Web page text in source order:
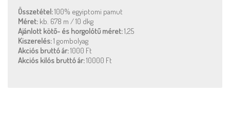
Összetétel:100% egyiptomi pamut
Méret: kb. 678 m / 10 dkg
Ajánlott kötő- és horgolótű méret:1,25
Kiszerelés:1 gombolyag
Akciós bruttó ár:1000 Ft
Akciós kilós bruttó ár:10000 Ft